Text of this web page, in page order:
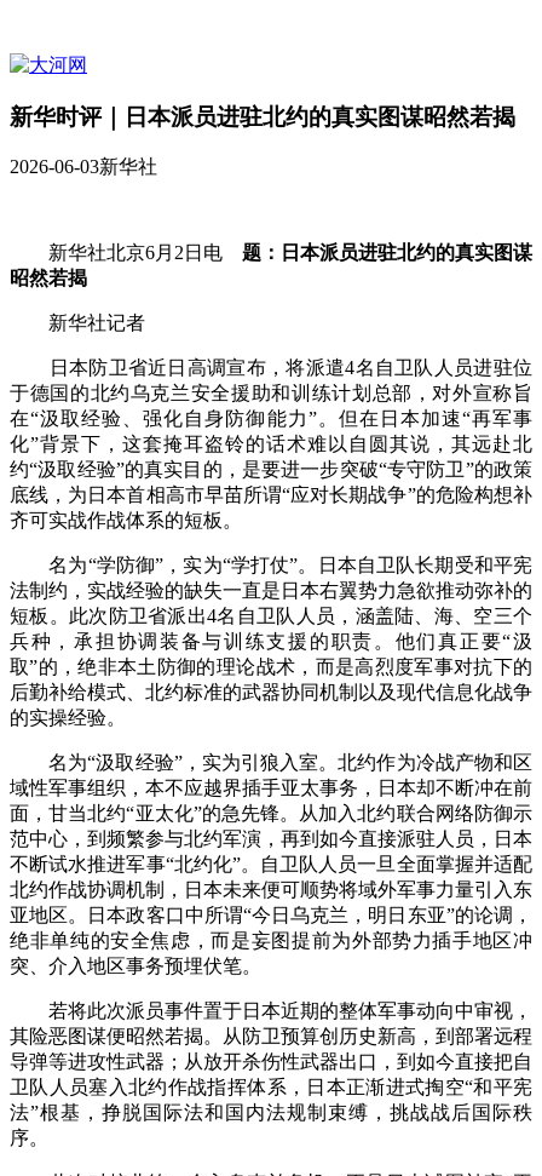
新华时评｜日本派员进驻北约的真实图谋昭然若揭
2026-06-03新华社
新华社北京6月2日电 题：日本派员进驻北约的真实图谋
昭然若揭
新华社记者
日本防卫省近日高调宣布，将派遣4名自卫队人员进驻位
于德国的北约乌克兰安全援助和训练计划总部，对外宣称旨
在“汲取经验、强化自身防御能力”。但在日本加速“再军事
化”背景下，这套掩耳盗铃的话术难以自圆其说，其远赴北
约“汲取经验”的真实目的，是要进一步突破“专守防卫”的政策
底线，为日本首相高市早苗所谓“应对长期战争”的危险构想补
齐可实战作战体系的短板。
名为“学防御”，实为“学打仗”。日本自卫队长期受和平宪
法制约，实战经验的缺失一直是日本右翼势力急欲推动弥补的
短板。此次防卫省派出4名自卫队人员，涵盖陆、海、空三个
兵种，承担协调装备与训练支援的职责。他们真正要“汲
取”的，绝非本土防御的理论战术，而是高烈度军事对抗下的
后勤补给模式、北约标准的武器协同机制以及现代信息化战争
的实操经验。
名为“汲取经验”，实为引狼入室。北约作为冷战产物和区
域性军事组织，本不应越界插手亚太事务，日本却不断冲在前
面，甘当北约“亚太化”的急先锋。从加入北约联合网络防御示
范中心，到频繁参与北约军演，再到如今直接派驻人员，日本
不断试水推进军事“北约化”。自卫队人员一旦全面掌握并适配
北约作战协调机制，日本未来便可顺势将域外军事力量引入东
亚地区。日本政客口中所谓“今日乌克兰，明日东亚”的论调，
绝非单纯的安全焦虑，而是妄图提前为外部势力插手地区冲
突、介入地区事务预埋伏笔。
若将此次派员事件置于日本近期的整体军事动向中审视，
其险恶图谋便昭然若揭。从防卫预算创历史新高，到部署远程
导弹等进攻性武器；从放开杀伤性武器出口，到如今直接把自
卫队人员塞入北约作战指挥体系，日本正渐进式掏空“和平宪
法”根基，挣脱国际法和国内法规制束缚，挑战战后国际秩
序。